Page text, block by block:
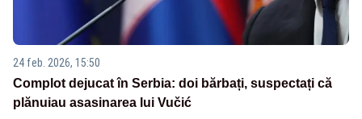
24 feb. 2026, 15:50
Complot dejucat în Serbia: doi bărbați, suspectați că
plănuiau asasinarea lui Vučić